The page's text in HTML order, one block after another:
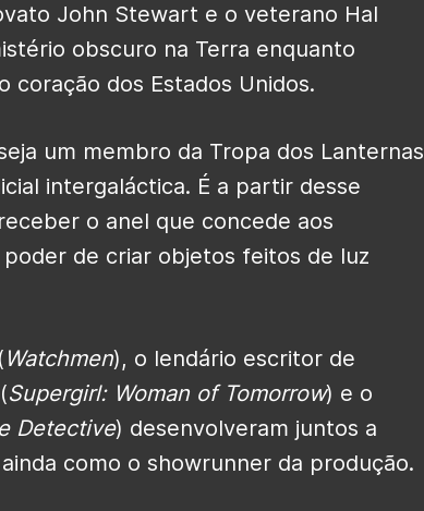
John Stewart e o veterano Hal
obscuro na Terra enquanto
coração dos Estados Unidos.
um membro da Tropa dos Lanternas
intergaláctica. É a partir desse
o anel que concede aos
de criar objetos feitos de luz
( Watchmen), o lendário escritor de
(Supergirl: Woman of Tomorrow) e o
Detective) desenvolveram juntos a
como o showrunner da produção.